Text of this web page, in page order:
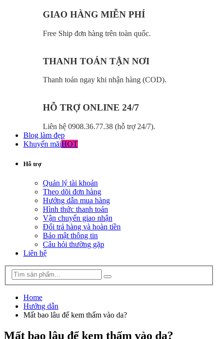
GIAO HÀNG MIỄN PHÍ
Free Ship đơn hàng trên toàn quốc.
THANH TOÁN TẬN NƠI
Thanh toán ngay khi nhận hàng (COD).
HỖ TRỢ ONLINE 24/7
Liên hệ 0908.36.77.38 (hỗ trợ 24/7).
Blog làm đẹp
Khuyến mãiHOT
Hỗ trợ
Quản lý tài khoản
Theo dõi đơn hàng
Hướng dẫn mua hàng
Hình thức thanh toán
Vận chuyển giao nhận
Đổi trả hàng và hoàn tiền
Bảo mật thông tin
Câu hỏi thường gặp
Liên hệ
Home
Hướng dẫn
Mất bao lâu để kem thấm vào da?
Mất bao lâu để kem thấm vào da?